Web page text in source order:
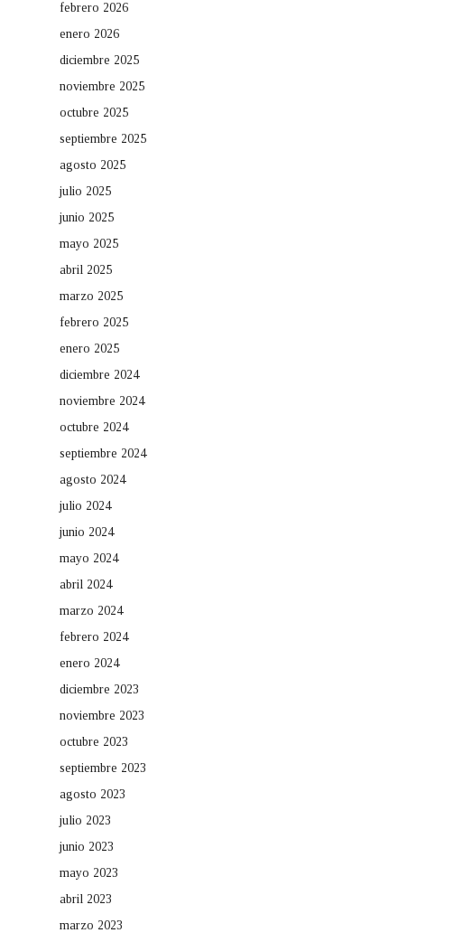
febrero 2026
enero 2026
diciembre 2025
noviembre 2025
octubre 2025
septiembre 2025
agosto 2025
julio 2025
junio 2025
mayo 2025
abril 2025
marzo 2025
febrero 2025
enero 2025
diciembre 2024
noviembre 2024
octubre 2024
septiembre 2024
agosto 2024
julio 2024
junio 2024
mayo 2024
abril 2024
marzo 2024
febrero 2024
enero 2024
diciembre 2023
noviembre 2023
octubre 2023
septiembre 2023
agosto 2023
julio 2023
junio 2023
mayo 2023
abril 2023
marzo 2023